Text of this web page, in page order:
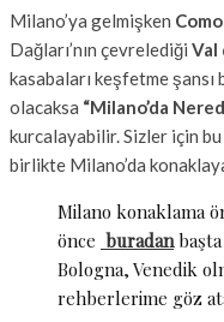
Milano’ya gelmişken
Dağları’nın çevrelediği Val
kasabaları keşfetme
olacaksa “Milano’da
kurcalayabilir. Sizler için bu
birlikte Milano’da
Milano konaklama
önce buradan
Bologna, Venedik
rehberlerime göz